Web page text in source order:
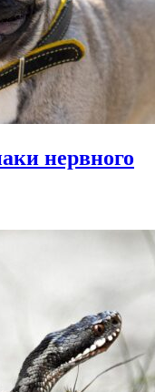
нервного